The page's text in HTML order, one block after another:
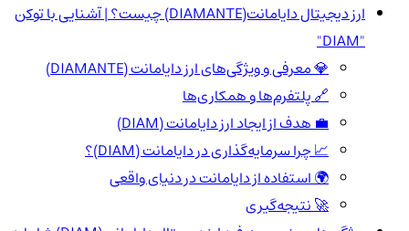
ارز دیجیتال دایامانت(DIAMANTE) چیست؟ | آشنایی با توکن
💎 معرفی و ویژگی‌های ارز دایامانت (DIAMANTE)
🔗 پلتفرم‌ها و همکاری‌ها
💼 هدف از ایجاد ارز دایامانت (DIAM)
📈 چرا سرمایه‌گذاری در دایامانت (DIAM)؟
🌍 استفاده از دایامانت در دنیای واقعی
🚀 نتیجه‌گیری